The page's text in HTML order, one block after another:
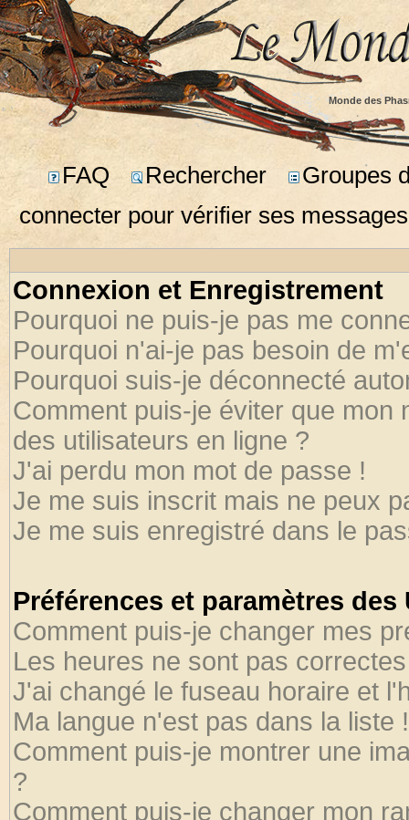
Monde des
FAQ Rechercher
Groupes
connecter pour vérifier ses
Connexion et Enregistrement
Pourquoi ne puis-je pas me
Pourquoi n'ai-je pas besoin de
Pourquoi suis-je déconnecté
Comment puis-je éviter que mon
des utilisateurs en ligne ?
J'ai perdu mon mot de passe !
Je me suis inscrit mais ne peux
Je me suis enregistré dans le
Préférences et paramètres
Comment puis-je changer mes
Les heures ne sont pas
J'ai changé le fuseau horaire et
Ma langue n'est pas dans la liste !
Comment puis-je montrer une
?
Comment puis-je changer mon